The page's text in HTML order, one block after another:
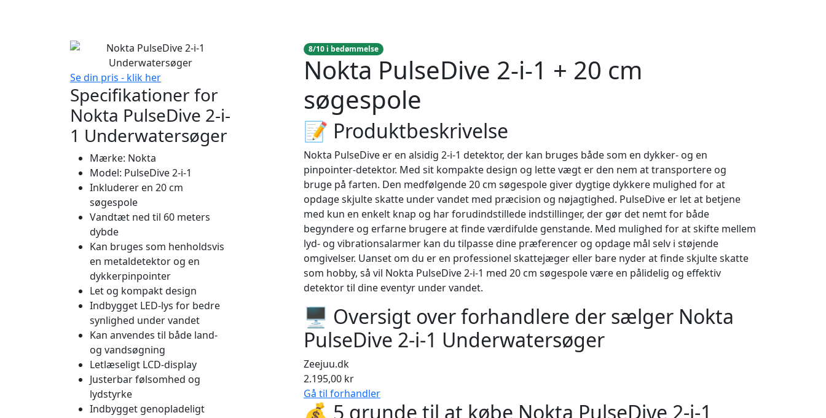
Se din pris - klik her
Specifikationer for
Nokta PulseDive 2-i-
1 Underwatersøger
Mærke: Nokta
Model: PulseDive 2-i-1
Inkluderer en 20 cm
søgespole
Vandtæt ned til 60 meters
dybde
Kan bruges som henholdsvis
en metaldetektor og en
dykkerpinpointer
Let og kompakt design
Indbygget LED-lys for bedre
synlighed under vandet
Kan anvendes til både land-
og vandsøgning
Letlæseligt LCD-display
Justerbar følsomhed og
lydstyrke
Indbygget genopladeligt
8/10 i bedømmelse
Nokta PulseDive 2-i-1 + 20 cm
søgespole
📝 Produktbeskrivelse
Nokta PulseDive er en alsidig 2-i-1 detektor, der kan bruges både som en dykker- og en
pinpointer-detektor. Med sit kompakte design og lette vægt er den nem at transportere og
bruge på farten. Den medfølgende 20 cm søgespole giver dygtige dykkere mulighed for at
opdage skjulte skatte under vandet med præcision og nøjagtighed. PulseDive er let at betjene
med kun en enkelt knap og har forudindstillede indstillinger, der gør det nemt for både
begyndere og erfarne brugere at finde værdifulde genstande. Med mulighed for at skifte mellem
lyd- og vibrationsalarmer kan du tilpasse dine præferencer og opdage mål selv i støjende
omgivelser. Uanset om du er en professionel skattejæger eller bare nyder at finde skjulte skatte
som hobby, så vil Nokta PulseDive 2-i-1 med 20 cm søgespole være en pålidelig og effektiv
detektor til dine eventyr under vandet.
🖥 Oversigt over forhandlere der sælger Nokta
PulseDive 2-i-1 Underwatersøger
Zeejuu.dk
2.195,00 kr
Gå til forhandler
💰 5 grunde til at købe Nokta PulseDive 2-i-1